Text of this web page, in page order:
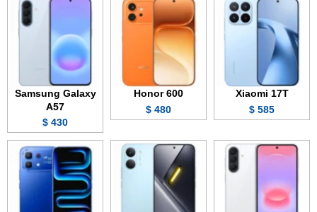
Xiaomi 17T
585 $
Honor 600
480 $
Samsung Galaxy
A57
430 $